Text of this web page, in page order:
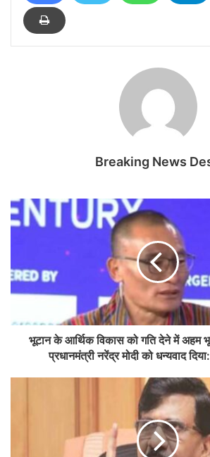
Breaking News
भूटान के आर्थिक विकास को गति देने में अहम
प्रधानमंत्री नरेंद्र मोदी को धन्यवाद